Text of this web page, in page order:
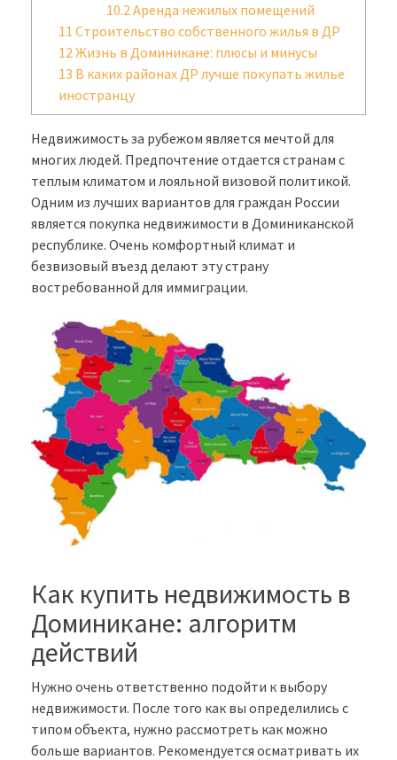
10.2Аренда нежилых помещений
11 Строительство собственного жилья в ДР
12Жизнь в Доминикане: плюсы и минусы
13 В каких районах ДР лучше покупать жилье
иностранцу
Недвижимость за рубежом является мечтой для
многих людей. Предпочтение отдается странам с
теплым климатом и лояльной визовой политикой.
Одним из лучших вариантов для граждан России
является покупка недвижимости в Доминиканской
республике. Очень комфортный климат и
безвизовый въезд делают эту страну
востребованной для иммиграции.
Как купить недвижимость в
Доминикане: алгоритм
действий
Нужно очень ответственно подойти к выбору
недвижимости. После того как вы определились с
типом объекта, нужно рассмотреть как можно
больше вариантов. Рекомендуется осматривать их